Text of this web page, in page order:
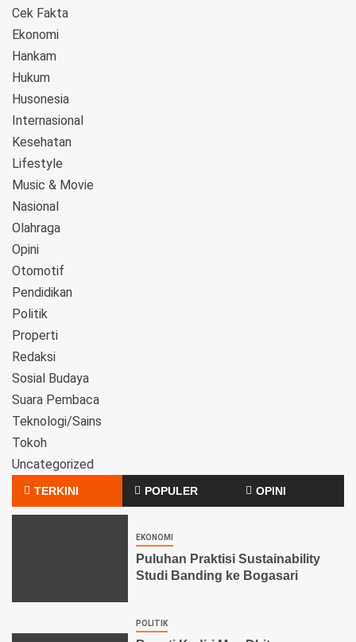
Cek Fakta
Ekonomi
Hankam
Hukum
Husonesia
Internasional
Kesehatan
Lifestyle
Music & Movie
Nasional
Olahraga
Opini
Otomotif
Pendidikan
Politik
Properti
Redaksi
Sosial Budaya
Suara Pembaca
Teknologi/Sains
Tokoh
Uncategorized
TERKINI POPULER OPINI
EKONOMI
Puluhan Praktisi Sustainability
Studi Banding ke Bogasari
POLITIK